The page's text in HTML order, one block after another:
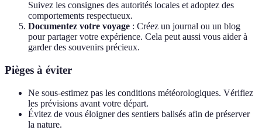
Suivez les consignes des autorités locales et adoptez des
comportements respectueux.
Documentez votre voyage : Créez un journal ou un blog
pour partager votre expérience. Cela peut aussi vous aider à
garder des souvenirs précieux.
Pièges à éviter
Ne sous-estimez pas les conditions météorologiques. Vérifiez
les prévisions avant votre départ.
Évitez de vous éloigner des sentiers balisés afin de préserver
la nature.